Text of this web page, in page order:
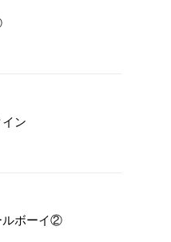
ン
ルボーイ②